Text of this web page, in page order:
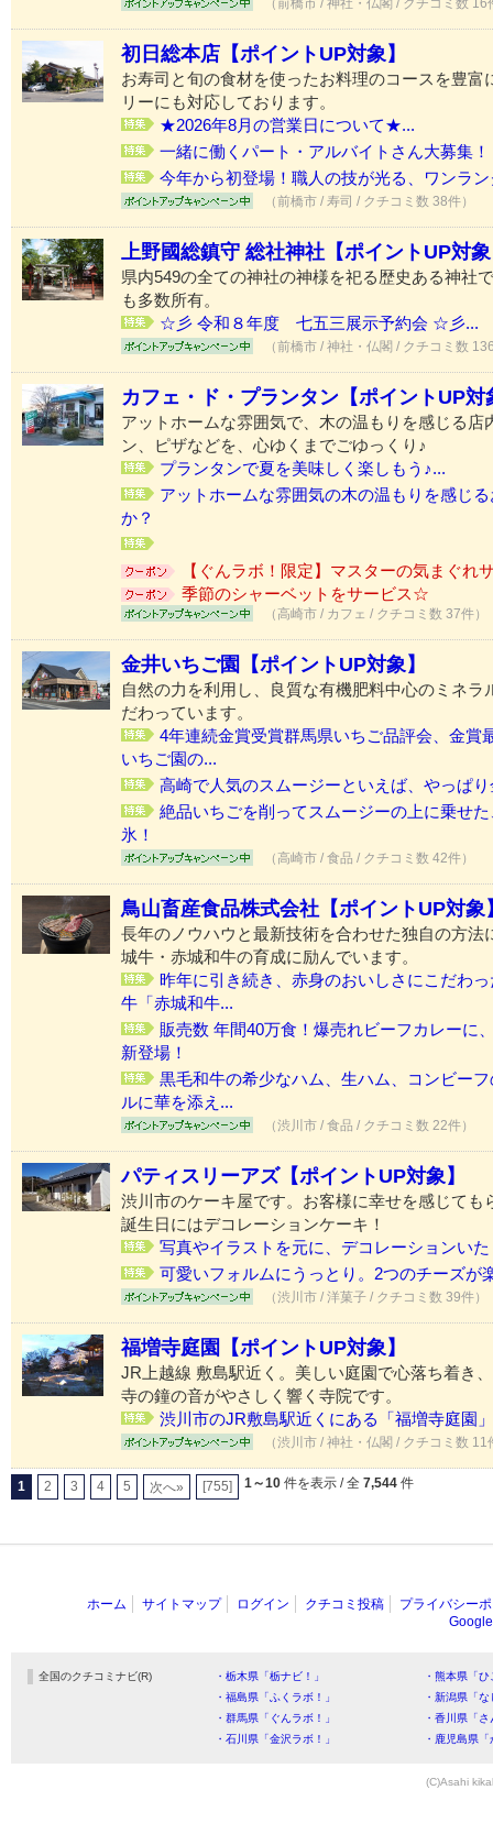
（前橋市 / 神社・仏閣 / クチコミ数 16
初日総本店【ポイントUP対象】
お寿司と旬の食材を使ったお料理のコースを豊富
リーにも対応しております。
★2026年8月の営業日について★...
一緒に働くパート・アルバイトさん大募集！
今年から初登場！職人の技が光る、ワンラ
（前橋市 / 寿司 / クチコミ数 38件）
上野國総鎮守 総社神社【ポイントUP対
県内549の全ての神社の神様を祀る歴史ある神社
も多数所有。
☆彡 令和８年度 七五三展示予約会 ☆彡...
（前橋市 / 神社・仏閣 / クチコミ数
カフェ・ド・プランタン【ポイントUP対
アットホームな雰囲気で、木の温もりを感じる店
ン、ピザなどを、心ゆくまでごゆっくり♪
プランタンで夏を美味しく楽しもう♪...
アットホームな雰囲気の木の温もりを感じ
か？
【ぐんラボ！限定】マスターの気まぐれ
季節のシャーベットをサービス☆
（高崎市 / カフェ / クチコミ数 37件）
金井いちご園【ポイントUP対象】
自然の力を利用し、良質な有機肥料中心のミネラ
だわっています。
4年連続金賞受賞群馬県いちご品評会、金賞
いちご園の...
高崎で人気のスムージーといえば、やっぱ
絶品いちごを削ってスムージーの上に乗せ
氷！
（高崎市 / 食品 / クチコミ数 42件）
鳥山畜産食品株式会社【ポイントUP対象
長年のノウハウと最新技術を合わせた独自の方法
城牛・赤城和牛の育成に励んでいます。
昨年に引き続き、赤身のおいしさにこだわ
牛「赤城和牛...
販売数 年間40万食！爆売れビーフカレーに
新登場！
黒毛和牛の希少なハム、生ハム、コンビー
ルに華を添え...
（渋川市 / 食品 / クチコミ数 22件）
パティスリーアズ【ポイントUP対象】
渋川市のケーキ屋です。お客様に幸せを感じても
誕生日にはデコレーションケーキ！
写真やイラストを元に、デコレーションい
可愛いフォルムにうっとり。2つのチーズが
（渋川市 / 洋菓子 / クチコミ数 39件）
福増寺庭園【ポイントUP対象】
JR上越線 敷島駅近く。美しい庭園で心落ち着き
寺の鐘の音がやさしく響く寺院です。
渋川市のJR敷島駅近くにある「福増寺庭園
（渋川市 / 神社・仏閣 / クチコミ数 11
1 2 3 4 5 次へ» [755] 1～10 件を表示 / 全 7,544 件
ホーム サイトマップ ログイン クチコミ投稿
プライバシー
全国のクチコミナビ(R) ・栃木県「栃ナビ！」
・熊本県「
・福島県「ふくラボ！」
・新潟県「
・群馬県「ぐんラボ！」
・香川県「
・石川県「金沢ラボ！」
・鹿児島県
(C)Asahi